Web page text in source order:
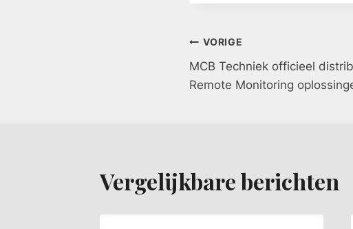
Bericht
navigatie
VORIGE
MCB Techniek officieel
Remote Monitoring
Vergelijkbare berichten